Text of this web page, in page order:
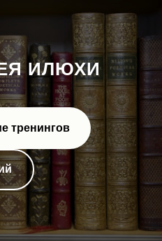
ИЛЮХИ
тренингов